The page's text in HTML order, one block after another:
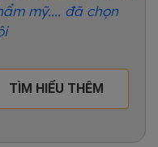
mỹ.... đã chọn
TÌM HIỂU THÊM